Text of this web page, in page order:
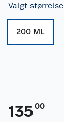
Valgt størrelse
200 ML
13500